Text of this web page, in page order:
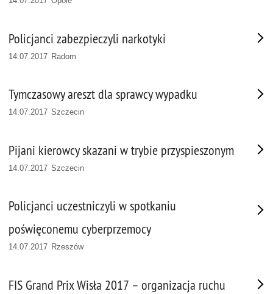
Policjanci zabezpieczyli narkotyki
14.07.2017 Radom
Tymczasowy areszt dla sprawcy wypadku
14.07.2017 Szczecin
Pijani kierowcy skazani w trybie przyspieszonym
14.07.2017 Szczecin
Policjanci uczestniczyli w spotkaniu
poświęconemu cyberprzemocy
14.07.2017 Rzeszów
FIS Grand Prix Wisła 2017 – organizacja ruchu